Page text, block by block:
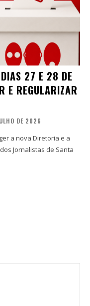
DIAS 27 E 28 DE
E REGULARIZAR
DE 2026
a nova Diretoria e a
Jornalistas de Santa